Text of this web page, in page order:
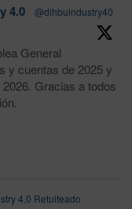
4.0
@dihbuindustry40
General
y cuentas de 2025 y
Gracias a todos
4.0 Retuiteado